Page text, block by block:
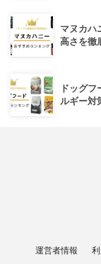
マヌカハ
高さを徹
ドッグ
ルギー対
運営者情報